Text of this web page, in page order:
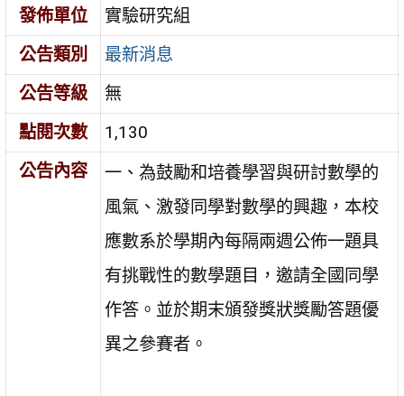
發佈單位
實驗研究組
公告類別
最新消息
公告等級
無
點閱次數
1,130
公告內容
一、為鼓勵和培養學習與研討數學的
風氣、激發同學對數學的興趣，本校
應數系於學期內每隔兩週公佈一題具
有挑戰性的數學題目，邀請全國同學
作答。並於期末頒發獎狀獎勵答題優
異之參賽者。